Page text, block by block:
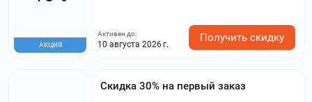
АКЦИЯ
Активен до:
10 августа 2026 г.
Получить скидку
Скидка 30% на первый заказ